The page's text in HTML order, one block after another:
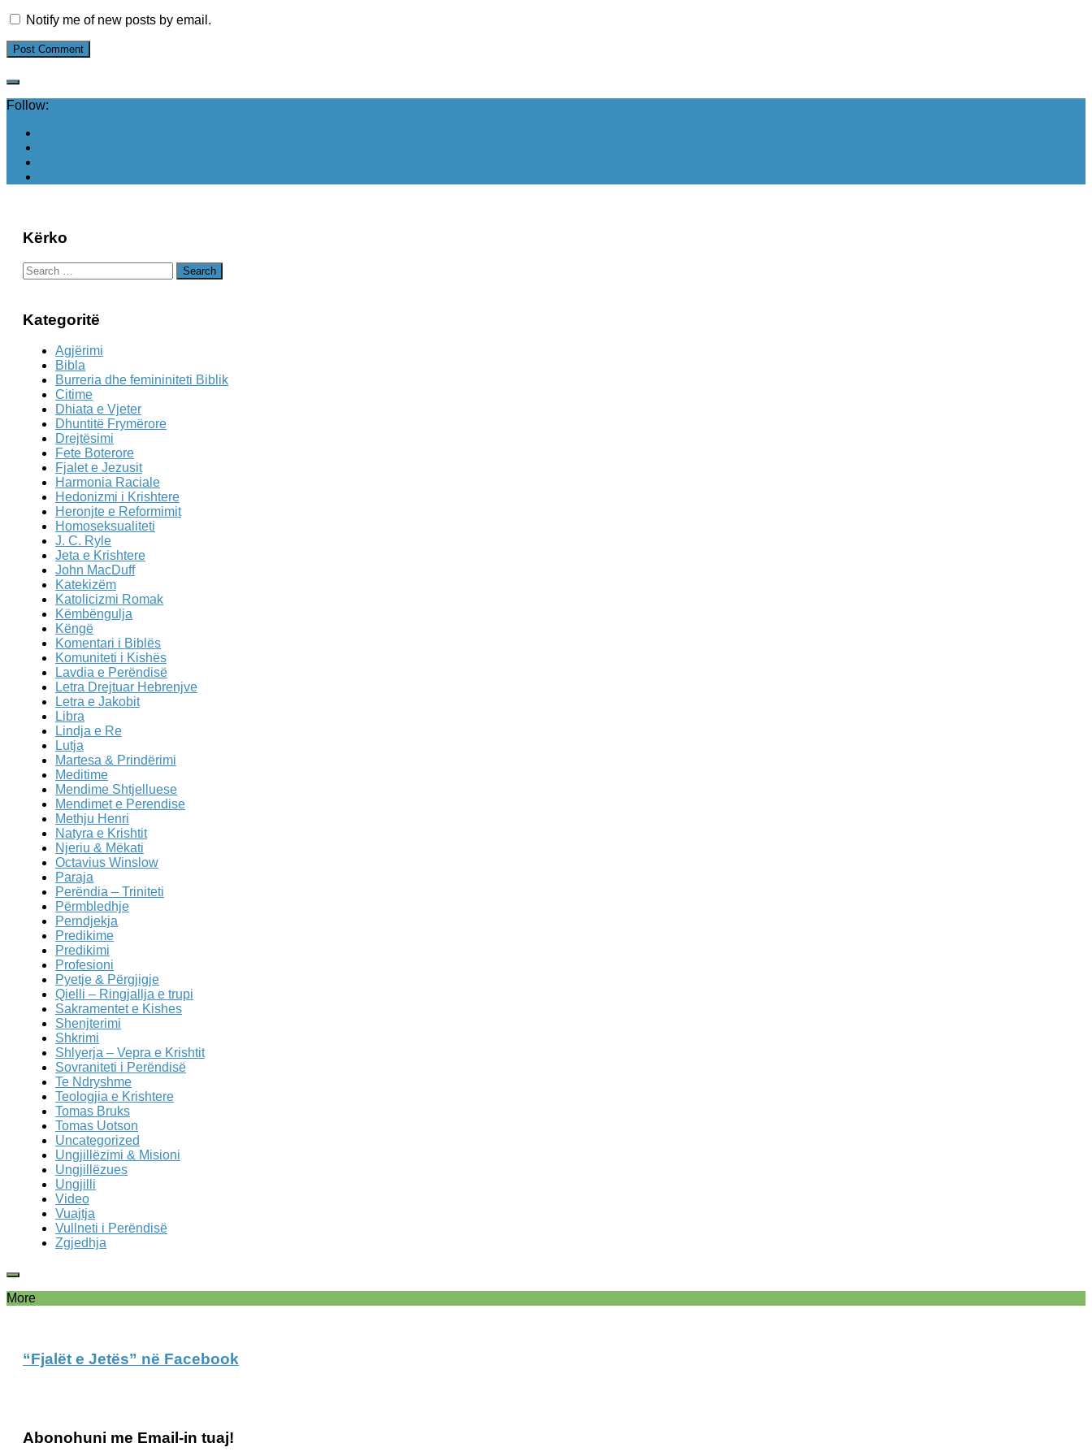
Notify me of new posts by email.
Follow:
Kërko
Search
for:
Kategoritë
Agjërimi
Bibla
Burreria dhe femininiteti Biblik
Citime
Dhiata e Vjeter
Dhuntitë Frymërore
Drejtësimi
Fete Boterore
Fjalet e Jezusit
Harmonia Raciale
Hedonizmi i Krishtere
Heronjte e Reformimit
Homoseksualiteti
J. C. Ryle
Jeta e Krishtere
John MacDuff
Katekizëm
Katolicizmi Romak
Këmbëngulja
Këngë
Komentari i Biblës
Komuniteti i Kishës
Lavdia e Perëndisë
Letra Drejtuar Hebrenjve
Letra e Jakobit
Libra
Lindja e Re
Lutja
Martesa & Prindërimi
Meditime
Mendime Shtjelluese
Mendimet e Perendise
Methju Henri
Natyra e Krishtit
Njeriu & Mëkati
Octavius Winslow
Paraja
Perëndia – Triniteti
Përmbledhje
Perndjekja
Predikime
Predikimi
Profesioni
Pyetje & Përgjigje
Qielli – Ringjallja e trupi
Sakramentet e Kishes
Shenjterimi
Shkrimi
Shlyerja – Vepra e Krishtit
Sovraniteti i Perëndisë
Te Ndryshme
Teologjia e Krishtere
Tomas Bruks
Tomas Uotson
Uncategorized
Ungjillëzimi & Misioni
Ungjillëzues
Ungjilli
Video
Vuajtja
Vullneti i Perëndisë
Zgjedhja
More
“Fjalët e Jetës” në Facebook
Abonohuni me Email-in tuaj!